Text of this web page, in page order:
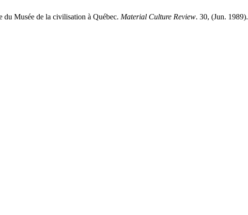
du Musée de la civilisation à Québec. Material Culture Review. 30, (Jun. 1989).